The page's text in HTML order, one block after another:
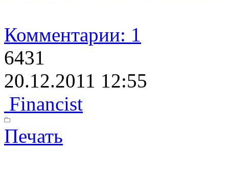
Комментарии: 1
6431
20.12.2011 12:55
Financist
Печать